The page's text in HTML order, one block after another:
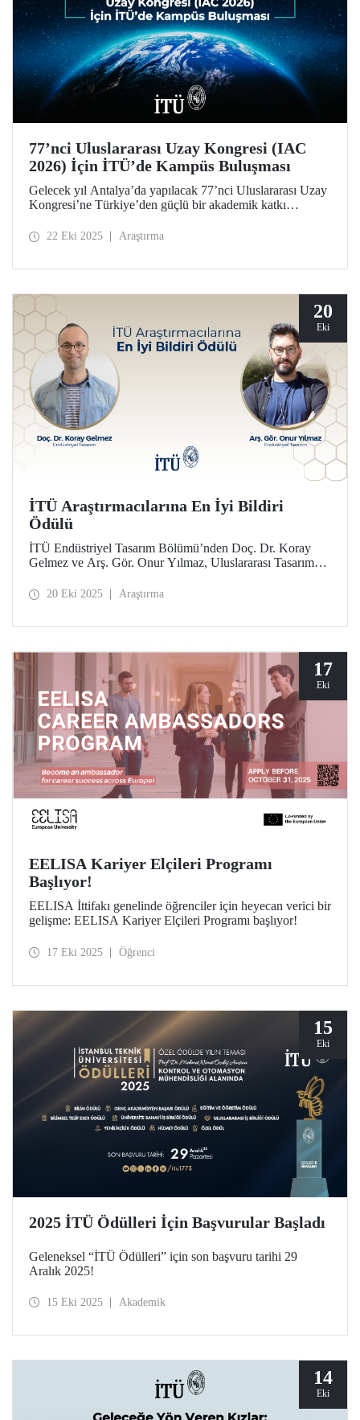
77’nci Uluslararası Uzay Kongresi (IAC
2026) İçin İTÜ’de Kampüs Buluşması
Gelecek yıl Antalya’da yapılacak 77’nci Uluslararası Uzay
Kongresi’ne Türkiye’den güçlü bir akademik katkı
Buluşmaları”nın yeni adresi İTÜ oldu.
22 Eki 2025 Araştırma
20
Eki
İTÜ Araştırmacılarına En İyi Bildiri
Ödülü
İTÜ Endüstriyel Tasarım Bölümü’nden Doç. Dr. Koray
Gelmez ve Arş. Gör. Onur Yılmaz, Uluslararası Tasarım
İyi Bildiri Ödülü'ne layık görüldü.
20 Eki 2025 Araştırma
17
Eki
EELISA Kariyer Elçileri Programı
Başlıyor!
EELISA İttifakı genelinde öğrenciler için heyecan verici bir
gelişme: EELISA Kariyer Elçileri Programı başlıyor!
17 Eki 2025 Öğrenci
15
Eki
2025 İTÜ Ödülleri İçin Başvurular Başladı
Geleneksel “İTÜ Ödülleri” için son başvuru tarihi 29
Aralık 2025!
15 Eki 2025 Akademik
14
Eki